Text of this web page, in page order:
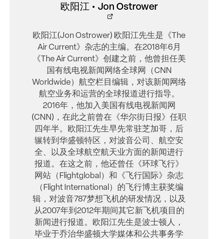
欧阳江 • Jon Ostrower
欧阳江(Jon Ostrower) 欧阳江先生是《The
Air Current》杂志的主编。在2018年6月
《The Air Current》创建之前，他曾担任美
国有线电视新闻网络全球网（CNN
Worldwide）航空栏目编辑，对该新闻网络
航空业务和运营的全球报道进行指导。
2016年，他加入美国有线电视新闻网
(CNN)，在此之前曾在《华尔街日报》任职
四年半。欧阳江先生早先常驻芝加哥，后
辗转到华盛顿特区，对波音公司、航空安
全、以及全球航空航天业方面的新闻进行
报道。在这之前，他还曾任《环球飞行》
网站（Flightglobal）和《飞行国际》杂志
（Flight International）的飞行博主获奖编
辑，对波音787梦想飞机的研发情况，以及
从2007年到2012年期间其它新飞机项目的
新闻进行报道。欧阳江先生是波士顿人，
毕业于乔治华盛顿大学媒体和公共事务学